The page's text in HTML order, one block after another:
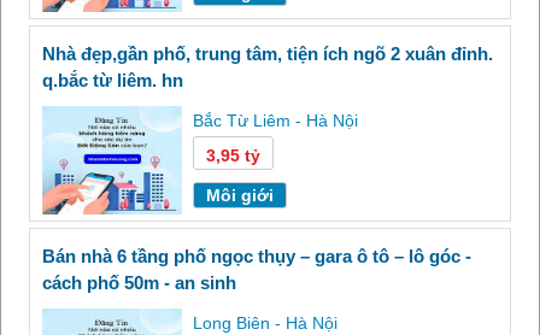
nhà đẹp,gần phố, trung tâm, tiện ích ngõ 2 xuân đỉnh.
q.bắc từ liêm. hn
Bắc Từ Liêm - Hà Nội
3,95 tỷ
Môi giới
bán nhà 6 tầng phố ngọc thụy – gara ô tô – lô góc -
cách phố 50m - an sinh
Long Biên - Hà Nội